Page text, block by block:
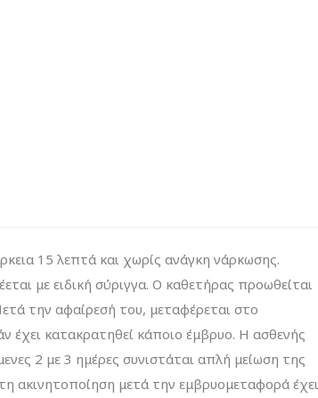
15 λεπτά και χωρίς ανάγκη νάρκωσης.
με ειδική σύριγγα. Ο καθετήρας προωθείται
την αφαίρεσή του, μεταφέρεται στο
έχει κατακρατηθεί κάποιο έμβρυο. Η ασθενής
2 με 3 ημέρες συνιστάται απλή μείωση της
ακινητοποίηση μετά την εμβρυομεταφορά έχει